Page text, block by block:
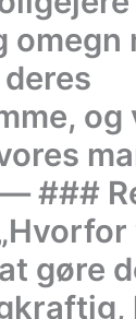
omegn
— ###
gøre